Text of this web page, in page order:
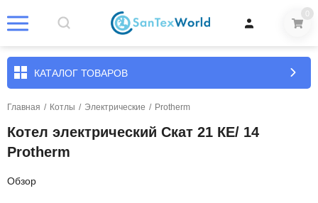
0
КАТАЛОГ ТОВАРОВ
Главная / Котлы / Электрические / Protherm
Котел электрический Скат 21 КE/ 14
Protherm
Обзор